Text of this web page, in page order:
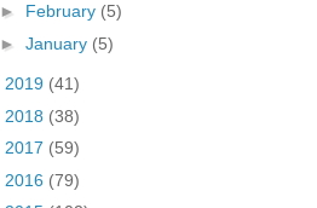
► February (5)
► January (5)
2019 (41)
2018 (38)
2017 (59)
2016 (79)